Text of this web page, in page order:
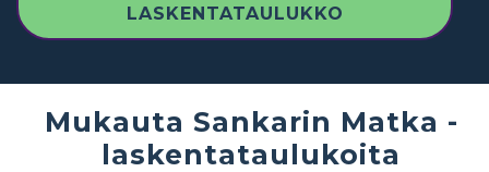
LASKENTATAULUKKO
Mukauta Sankarin Matka -
laskentataulukoita